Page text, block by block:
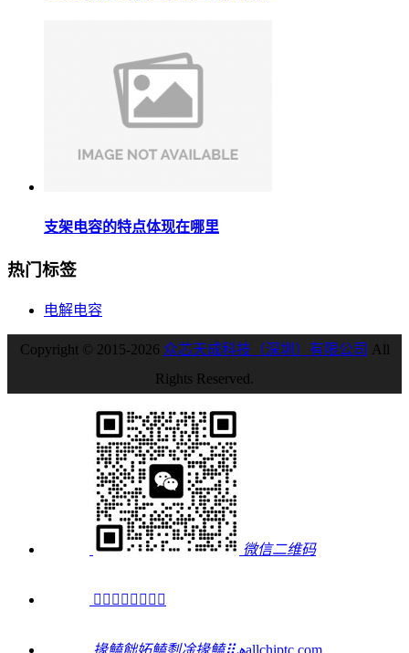
支架电容的特点体现在哪里
热门标签
电解电容
Copyright © 2015-2026 众芯天成科技（深圳）有限公司 All
Rights Reserved.
微信二维码

掾鰪飿妬鰪㓿凎掾鰪⣿ﮪallchiptc.com